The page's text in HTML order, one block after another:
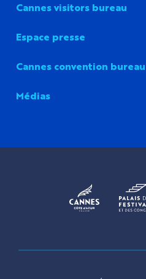
Cannes visitors bureau
Espace presse
Cannes convention bureau
Médias